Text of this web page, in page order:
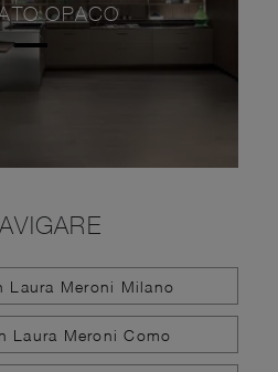
OPACO
Laura Meroni Milano
Laura Meroni Como